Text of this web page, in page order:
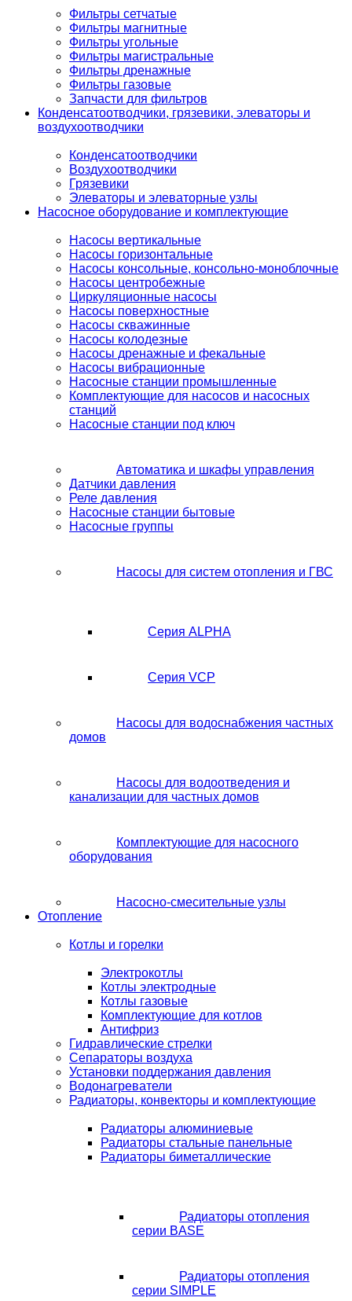
Фильтры сетчатые
Фильтры магнитные
Фильтры угольные
Фильтры магистральные
Фильтры дренажные
Фильтры газовые
Запчасти для фильтров
Конденсатоотводчики, грязевики, элеваторы и
воздухоотводчики
Конденсатоотводчики
Воздухоотводчики
Грязевики
Элеваторы и элеваторные узлы
Насосное оборудование и комплектующие
Насосы вертикальные
Насосы горизонтальные
Насосы консольные, консольно-моноблочные
Насосы центробежные
Циркуляционные насосы
Насосы поверхностные
Насосы скважинные
Насосы колодезные
Насосы дренажные и фекальные
Насосы вибрационные
Насосные станции промышленные
Комплектующие для насосов и насосных
станций
Насосные станции под ключ
Автоматика и шкафы управления
Датчики давления
Реле давления
Насосные станции бытовые
Насосные группы
Насосы для систем отопления и ГВС
Серия ALPHA
Серия VCP
Насосы для водоснабжения частных
домов
Насосы для водоотведения и
канализации для частных домов
Комплектующие для насосного
оборудования
Насосно-смесительные узлы
Отопление
Котлы и горелки
Электрокотлы
Котлы электродные
Котлы газовые
Комплектующие для котлов
Антифриз
Гидравлические стрелки
Сепараторы воздуха
Установки поддержания давления
Водонагреватели
Радиаторы, конвекторы и комплектующие
Радиаторы алюминиевые
Радиаторы стальные панельные
Радиаторы биметаллические
Радиаторы отопления
серии BASE
Радиаторы отопления
серии SIMPLE